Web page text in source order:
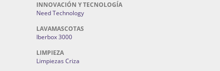
INNOVACIÓN Y TECNOLOGÍA
Need Technology
LAVAMASCOTAS
Iberbox 3000
LIMPIEZA
Limpiezas Criza